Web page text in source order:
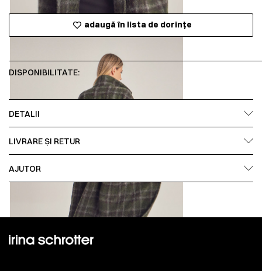
adaugă în lista de dorințe
DISPONIBILITATE:
DETALII
LIVRARE ȘI RETUR
AJUTOR